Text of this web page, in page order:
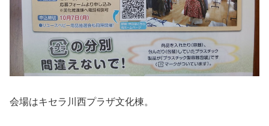
会場はキセラ川西プラザ文化棟。